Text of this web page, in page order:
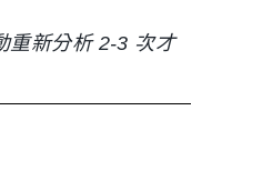
重新分析 2-3 次才